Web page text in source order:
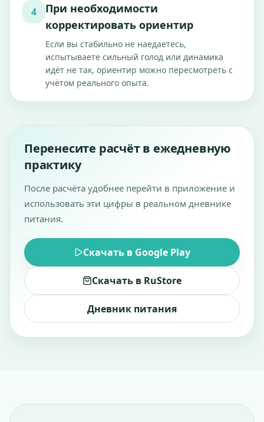
4
При необходимости
корректировать ориентир
Если вы стабильно не наедаетесь,
испытываете сильный голод или динамика
идёт не так, ориентир можно пересмотреть с
учётом реального опыта.
Перенесите расчёт в ежедневную
практику
После расчёта удобнее перейти в приложение и
использовать эти цифры в реальном дневнике
питания.
Скачать в Google Play
Скачать в RuStore
Дневник питания